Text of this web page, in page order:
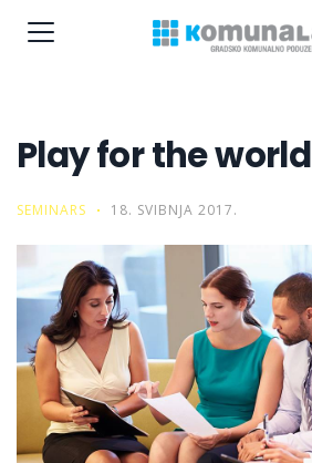
Play for the world
SEMINARS 18. SVIBNJA 2017.